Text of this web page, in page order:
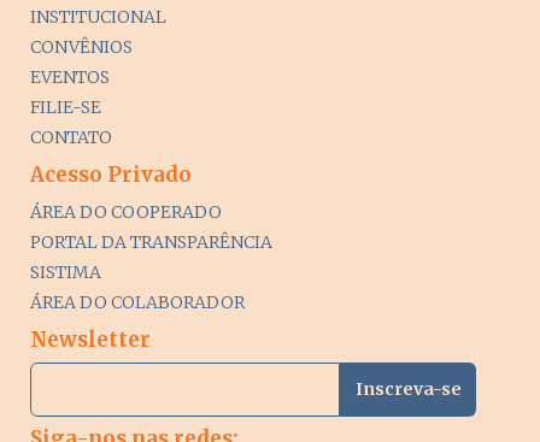
INSTITUCIONAL
CONVÊNIOS
EVENTOS
FILIE-SE
CONTATO
Acesso Privado
ÁREA DO COOPERADO
PORTAL DA TRANSPARÊNCIA
SISTIMA
ÁREA DO COLABORADOR
Newsletter